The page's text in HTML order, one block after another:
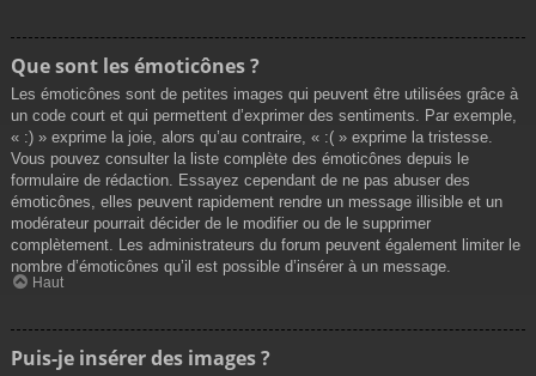
Que sont les émoticônes ?
Les émoticônes sont de petites images qui peuvent être utilisées grâce à
un code court et qui permettent d’exprimer des sentiments. Par exemple,
« :) » exprime la joie, alors qu’au contraire, « :( » exprime la tristesse.
Vous pouvez consulter la liste complète des émoticônes depuis le
formulaire de rédaction. Essayez cependant de ne pas abuser des
émoticônes, elles peuvent rapidement rendre un message illisible et un
modérateur pourrait décider de le modifier ou de le supprimer
complètement. Les administrateurs du forum peuvent également limiter le
nombre d’émoticônes qu’il est possible d’insérer à un message.
Haut
Puis-je insérer des images ?